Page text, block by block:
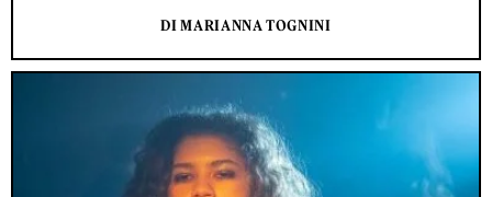
DI MARIANNA TOGNINI